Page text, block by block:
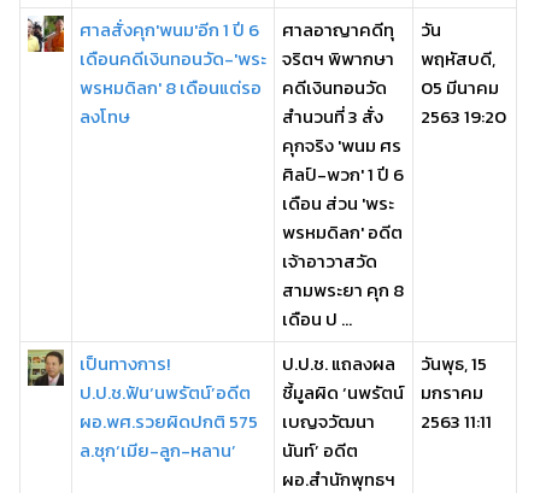
ศาลสั่งคุก'พนม'อีก 1 ปี 6
เดือนคดีเงินทอนวัด-'พระ
พรหมดิลก' 8 เดือนแต่รอ
ลงโทษ
ศาลอาญาคดีทุ
จริตฯ พิพากษา
คดีเงินทอนวัด
สำนวนที่ 3 สั่ง
คุกจริง 'พนม ศร
ศิลป์-พวก' 1 ปี 6
เดือน ส่วน 'พระ
พรหมดิลก' อดีต
เจ้าอาวาสวัด
สามพระยา คุก 8
เดือน ป ...
วัน
พฤหัสบดี,
05 มีนาคม
2563 19:20
เป็นทางการ!
ป.ป.ช.ฟัน‘นพรัตน์’อดีต
ผอ.พศ.รวยผิดปกติ 575
ล.ซุก‘เมีย-ลูก-หลาน’
ป.ป.ช. แถลงผล
ชี้มูลผิด ‘นพรัตน์
เบญจวัฒนา
นันท์’ อดีต
ผอ.สำนักพุทธฯ
วันพุธ, 15
มกราคม
2563 11:11